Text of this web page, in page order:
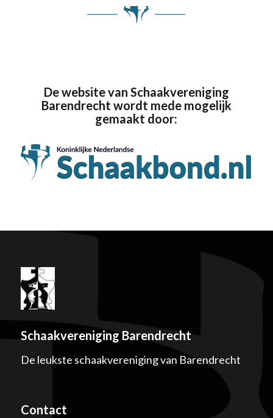
De website van Schaakvereniging
Barendrecht wordt mede mogelijk
gemaakt door:
Schaakvereniging Barendrecht
De leukste schaakvereniging van Barendrecht
Contact